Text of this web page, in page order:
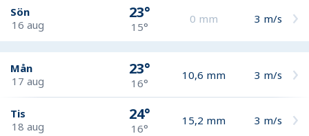
Sön
16 aug
23°
15°
0 mm 3 m/s
Mån
17 aug
23°
16°
10,6 mm 3 m/s
Tis
18 aug
24°
16°
15,2 mm 3 m/s